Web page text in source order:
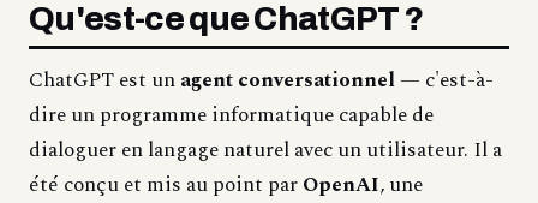
Qu'est-ce que ChatGPT ?
ChatGPT est unagent conversationnel— c'est-à-
dire un programme informatique capable de
dialoguer en langage naturel avec un utilisateur. Il a
été conçu et mis au point parOpenAI, une